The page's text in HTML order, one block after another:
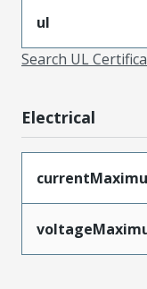
ul
Search UL
Electrical